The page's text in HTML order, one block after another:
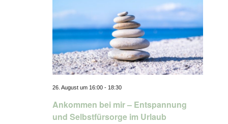
Ankommen bei mir – Entspannung
und Selbstfürsorge im Urlaub
26. August um 16:00 - 18:30